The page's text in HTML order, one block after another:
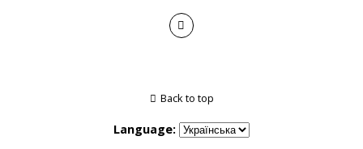
Back to top
Language: